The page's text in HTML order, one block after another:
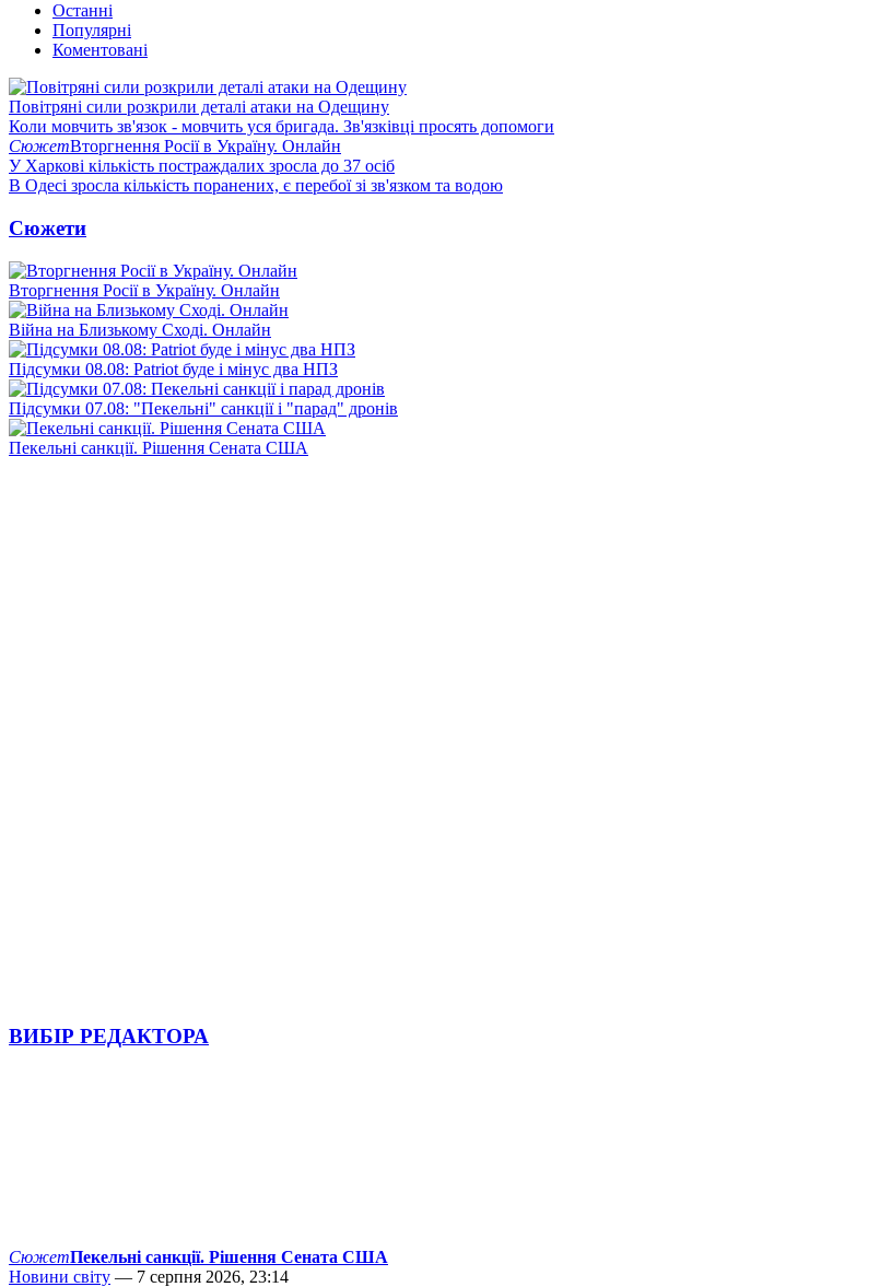
Останні
Популярні
Коментовані
Повітряні сили розкрили деталі атаки на Одещину
Коли мовчить зв'язок - мовчить уся бригада. Зв'язківці просять допомоги
СюжетВторгнення Росії в Україну. Онлайн
У Харкові кількість постраждалих зросла до 37 осіб
В Одесі зросла кількість поранених, є перебої зі зв'язком та водою
Сюжети
Вторгнення Росії в Україну. Онлайн
Війна на Близькому Сході. Онлайн
Підсумки 08.08: Patriot буде і мінус два НПЗ
Підсумки 07.08: "Пекельні" санкції і "парад" дронів
Пекельні санкції. Рішення Сената США
ВИБІР РЕДАКТОРА
СюжетПекельні санкції. Рішення Сената США
Новини світу — 7 серпня 2026, 23:14